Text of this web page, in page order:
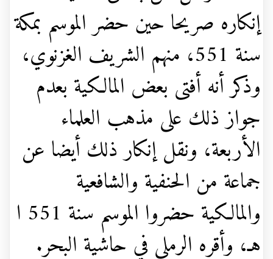
إنكاره صريحا حين حضر الموسم بمكة
سنة 551، منهم الشريف الغزنوي،
وذكر أنه أفتى بعض المالكية بعدم
جواز ذلك على مذهب العلماء
الأربعة، ونقل إنكار ذلك أيضا عن
جماعة من الحنفية والشافعية
والمالكية حضروا الموسم سنة 551 ا
هـ، وأقره الرملي في حاشية البحر.